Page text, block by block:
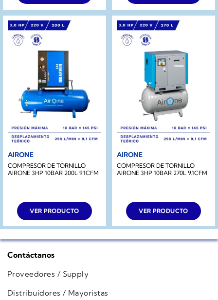
AIRONE
COMPRESOR DE TORNILLO
AIRONE 3HP 10BAR 200L 9.1CFM
VER PRODUCTO
AIRONE
COMPRESOR DE TORNILLO
AIRONE 3HP 10BAR 270L 9.1CFM
VER PRODUCTO
Contáctanos
Proveedores / Supply
Distribuidores / Mayoristas